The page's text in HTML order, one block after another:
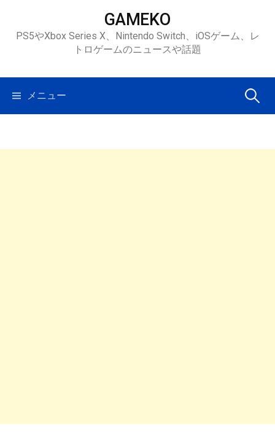
ツ
ス
GAMEKO
PS5やXbox Series X、Nintendo Switch、iOSゲーム、レ
トロゲームのニュースや話題
メニュー 検